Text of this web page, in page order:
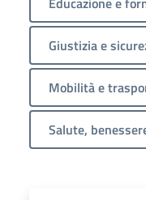
Giustizia e
Mobilità e
Salute,